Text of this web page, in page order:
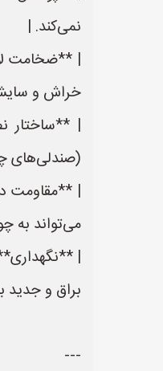
نمی‌کند. |
خراش و
(صندلی‌های
می‌تواند به
|
براق و جدید
---